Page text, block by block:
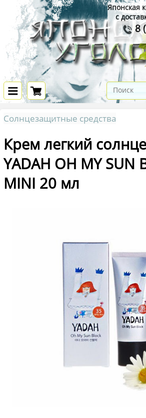
Японская
с
8
Солнцезащитные средства
Крем легкий
YADAH OH MY SUN
MINI 20 мл